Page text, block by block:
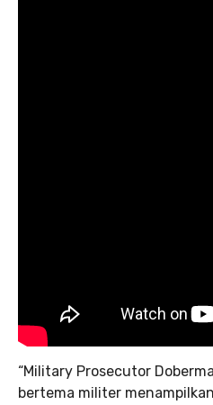
“Military Prosecutor
bertema militer